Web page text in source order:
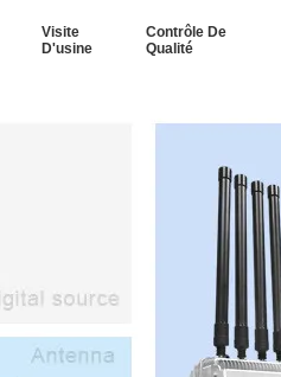
Visite
D'usine
Contrôle De
Qualité